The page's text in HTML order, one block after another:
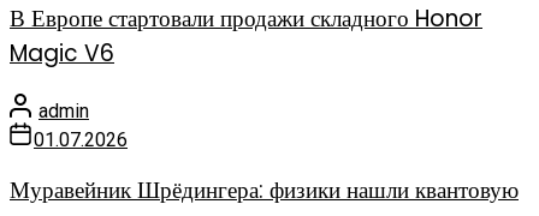
В Европе стартовали продажи складного Honor
Magic V6
admin
01.07.2026
Муравейник Шрёдингера: физики нашли квантовую